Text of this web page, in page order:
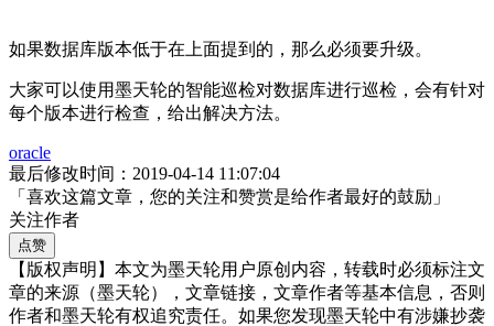
如果数据库版本低于在上面提到的，那么必须要升级。
大家可以使用墨天轮的智能巡检对数据库进行巡检，会有针对
每个版本进行检查，给出解决方法。
oracle
最后修改时间：2019-04-14 11:07:04
「喜欢这篇文章，您的关注和赞赏是给作者最好的鼓励」
关注作者
点赞
【版权声明】本文为墨天轮用户原创内容，转载时必须标注文
章的来源（墨天轮），文章链接，文章作者等基本信息，否则
作者和墨天轮有权追究责任。如果您发现墨天轮中有涉嫌抄袭